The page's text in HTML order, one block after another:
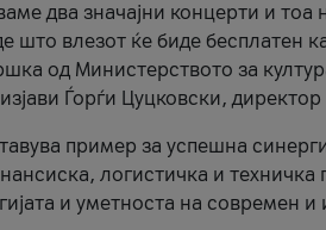
два значајни концерти и тоа
што влезот ќе биде бесплатен
од Министерството за
Ѓорѓи Цуцковски,
пример за успешна
логистичка и техничка
и уметноста на современ